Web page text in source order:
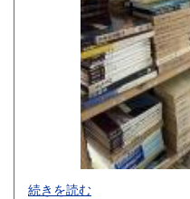
-
続きを読む